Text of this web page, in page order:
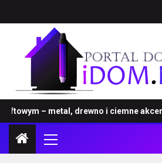
– metal, drewno i ciemne akcenty